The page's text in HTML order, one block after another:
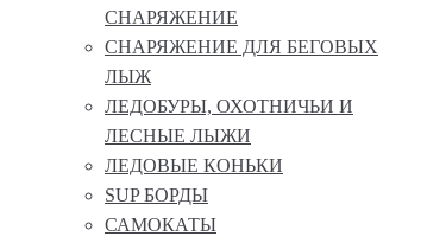
СНАРЯЖЕНИЕ
СНАРЯЖЕНИЕ ДЛЯ БЕГОВЫХ
ЛЫЖ
ЛЕДОБУРЫ, ОХОТНИЧЬИ И
ЛЕСНЫЕ ЛЫЖИ
ЛЕДОВЫЕ КОНЬКИ
SUP БОРДЫ
САМОКАТЫ